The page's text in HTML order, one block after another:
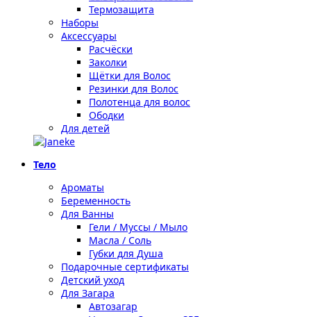
Термозащита
Наборы
Аксессуары
Расчёски
Заколки
Щётки для Волос
Резинки для Волос
Полотенца для волос
Ободки
Для детей
Тело
Ароматы
Беременность
Для Ванны
Гели / Муссы / Мыло
Масла / Соль
Губки для Душа
Подарочные сертификаты
Детский уход
Для Загара
Автозагар